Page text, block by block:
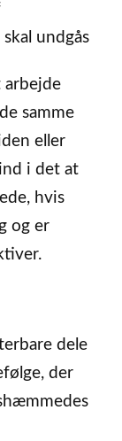
undgås
arbejde
samme
eller
i det at
hvis
og er
dele
der